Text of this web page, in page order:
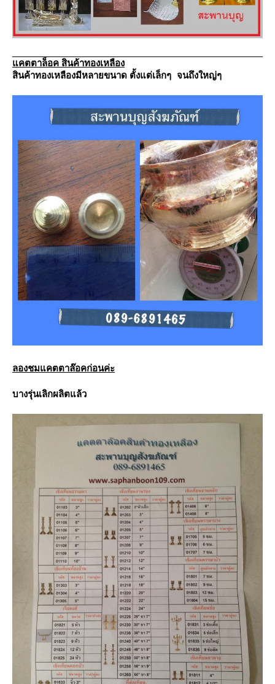
คตตาล็อค สินค้าทองเหลือง
สินค้าทองเหลืองมีหลายขนาด ตั้งแต่เล็กๆ จนถึงใหญ่ๆ
ลองชมแคตตาล๊อคก่อนค่ะ
บางรุ่นเลิกผลิตแล้ว